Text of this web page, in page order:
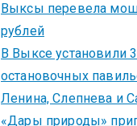
Выксы перевела
рублей
В Выксе установили
остановочных
Ленина, Слепнева и
«Дары природы»